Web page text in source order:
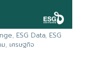
, ESG Data, ESG
, เศรษฐกิจ